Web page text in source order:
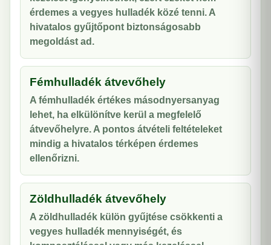
érdemes a vegyes hulladék közé tenni. A
hivatalos gyűjtőpont biztonságosabb
megoldást ad.
Fémhulladék átvevőhely
A fémhulladék értékes másodnyersanyag
lehet, ha elkülönítve kerül a megfelelő
átvevőhelyre. A pontos átvételi feltételeket
mindig a hivatalos térképen érdemes
ellenőrizni.
Zöldhulladék átvevőhely
A zöldhulladék külön gyűjtése csökkenti a
vegyes hulladék mennyiségét, és